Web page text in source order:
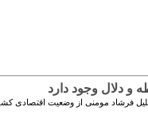
فرشاد مومنی از وضعیت اقتصادی